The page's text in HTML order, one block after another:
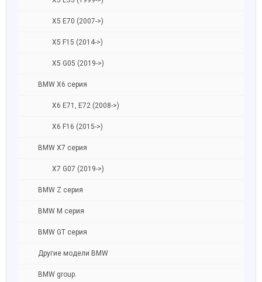
X5 E70 (2007->)
X5 F15 (2014->)
X5 G05 (2019->)
BMW X6 серия
X6 E71, E72 (2008->)
X6 F16 (2015->)
BMW X7 серия
X7 G07 (2019->)
BMW Z серия
BMW M серия
BMW GT серия
Другие модели BMW
BMW group.